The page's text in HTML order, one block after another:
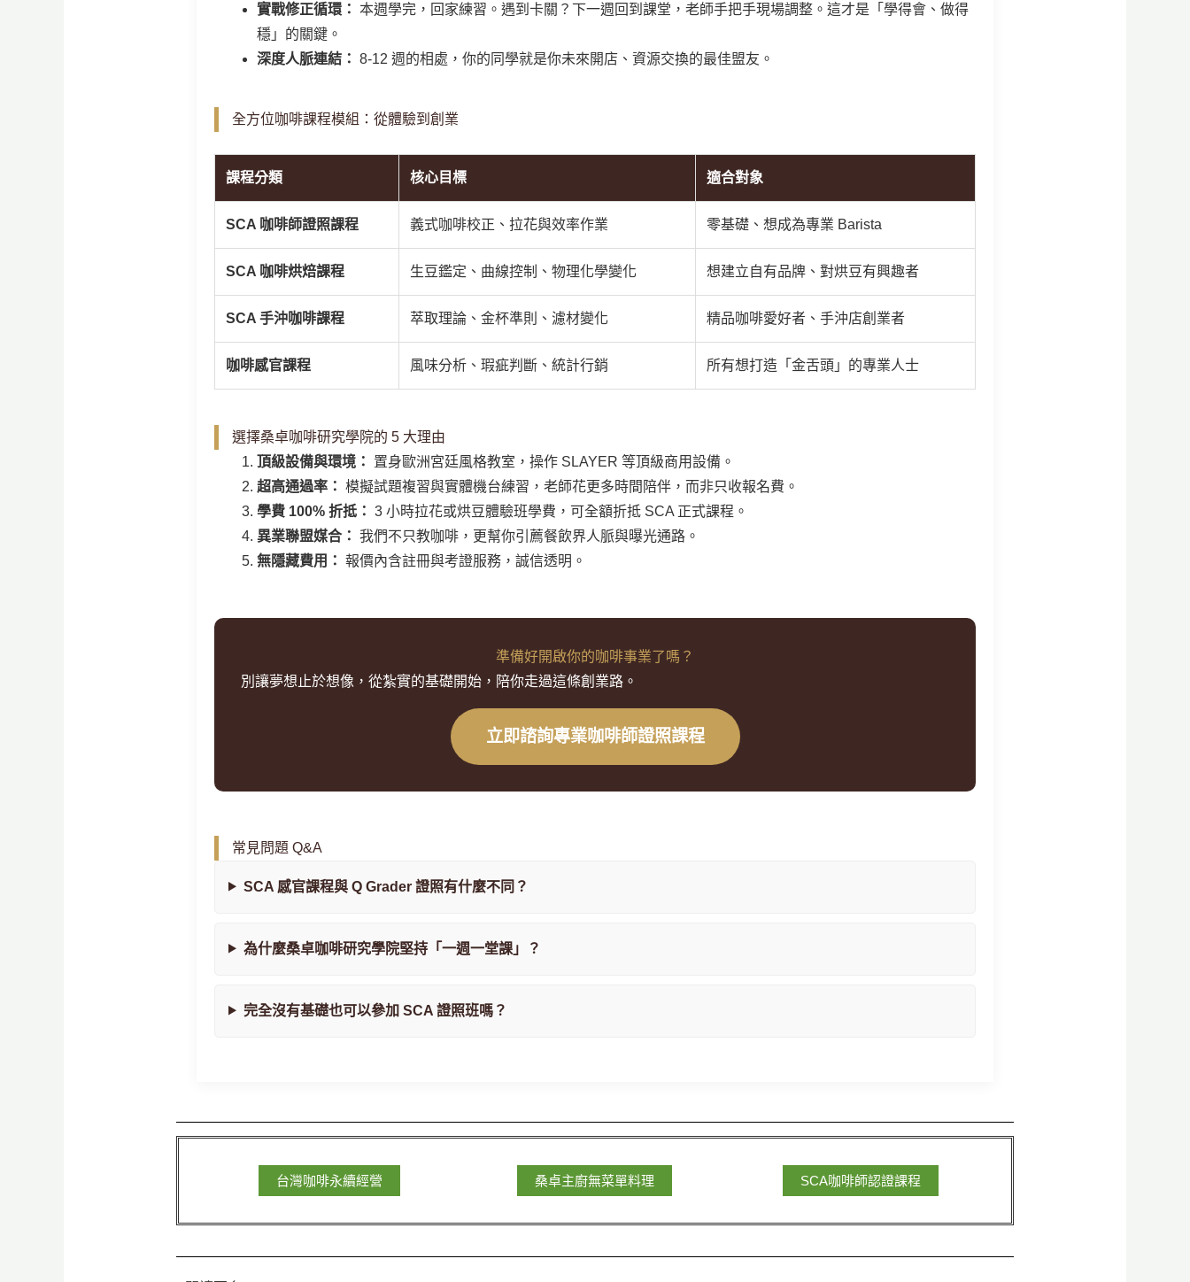
實戰修正循環： 本週學完，回家練習。遇到卡關？下一週回到課堂，老師手把手現場調整。這才是「學得會、做得
穩」的關鍵。
深度人脈連結： 8-12 週的相處，你的同學就是你未來開店、資源交換的最佳盟友。
全方位咖啡課程模組：從體驗到創業
課程分類 核心目標 適合對象
SCA 咖啡師證照課程 義式咖啡校正、拉花與效率作業 零基礎、想成為專業 Barista
SCA 咖啡烘焙課程 生豆鑑定、曲線控制、物理化學變化 想建立自有品牌、對烘豆有興趣者
SCA 手沖咖啡課程 萃取理論、金杯準則、濾材變化 精品咖啡愛好者、手沖店創業者
咖啡感官課程 風味分析、瑕疵判斷、統計行銷 所有想打造「金舌頭」的專業人士
選擇桑卓咖啡研究學院的 5 大理由
頂級設備與環境：
置身歐洲宮廷風格教室，操作 SLAYER 等頂級商用設備。
超高通過率： 模擬試題複習與實體機台練習，老師花更多時間陪伴，而非只收報名費。
學費 100% 折抵： 3 小時拉花或烘豆體驗班學費，可全額折抵 SCA 正式課程。
異業聯盟媒合： 我們不只教咖啡，更幫你引薦餐飲界人脈與曝光通路。
無隱藏費用： 報價內含註冊與考證服務，誠信透明。
準備好開啟你的咖啡事業了嗎？
別讓夢想止於想像，從紮實的基礎開始，陪你走過這條創業路。
立即諮詢專業咖啡師證照課程
常見問題 Q&A
SCA 感官課程與 Q Grader 證照有什麼不同？
為什麼桑卓咖啡研究學院堅持「一週一堂課」？
完全沒有基礎也可以參加 SCA 證照班嗎？
台灣咖啡永續經營 桑卓主廚無菜單料理 SCA咖啡師認證課程